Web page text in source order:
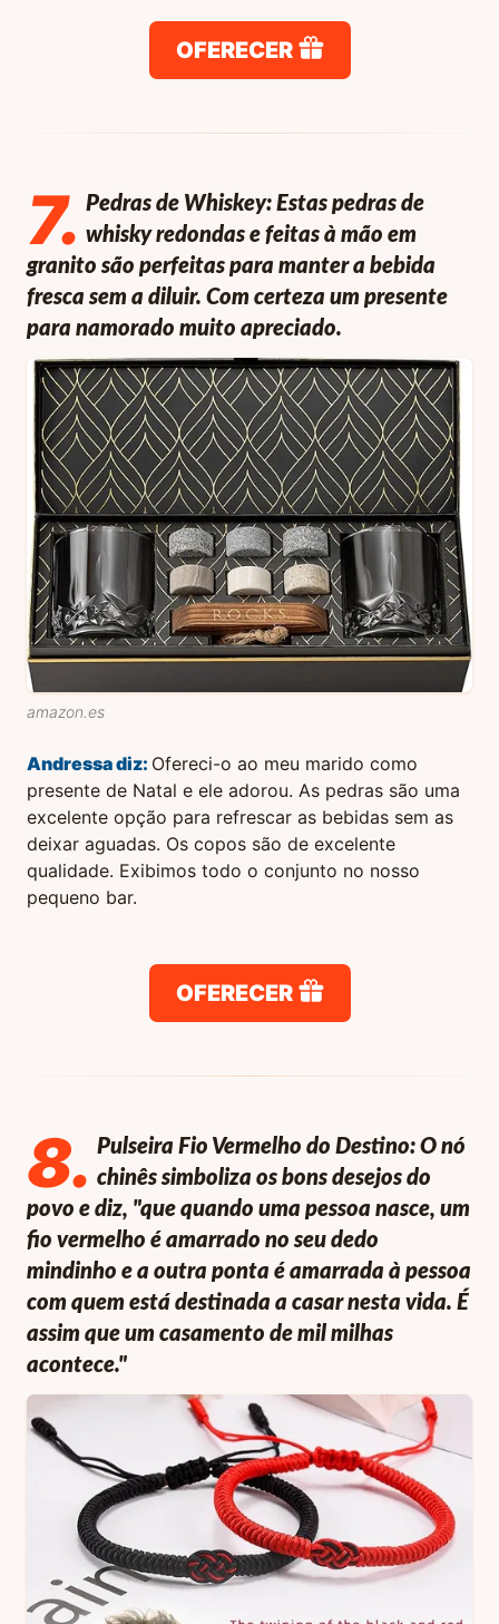
OFERECER
7. Pedras de Whiskey: Estas pedras de
whisky redondas e feitas à mão em
granito são perfeitas para manter a bebida
fresca sem a diluir. Com certeza um presente
para namorado muito apreciado.
amazon.es
Andressadiz: Ofereci-o ao meu marido como
presente de Natal e ele adorou. As pedras são uma
excelente opção para refrescar as bebidas sem as
deixar aguadas. Os copos são de excelente
qualidade. Exibimos todo o conjunto no nosso
pequeno bar.
OFERECER
8. Pulseira Fio Vermelho do Destino: O nó
chinês simboliza os bons desejos do
povo e diz, "que quando uma pessoa nasce, um
fio vermelho é amarrado no seu dedo
mindinho e a outra ponta é amarrada à pessoa
com quem está destinada a casar nesta vida. É
assim que um casamento de mil milhas
acontece."